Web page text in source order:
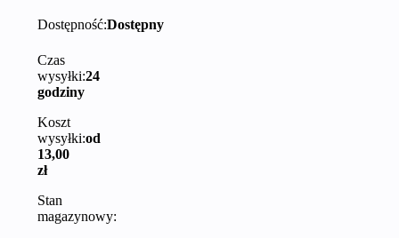
Dostępność:Dostępny
Czas
wysyłki:24
godziny
Koszt
wysyłki:od
13,00
zł
Stan
magazynowy: